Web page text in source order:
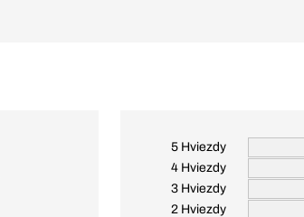
5 Hviezdy
4 Hviezdy
3 Hviezdy
2 Hviezdy